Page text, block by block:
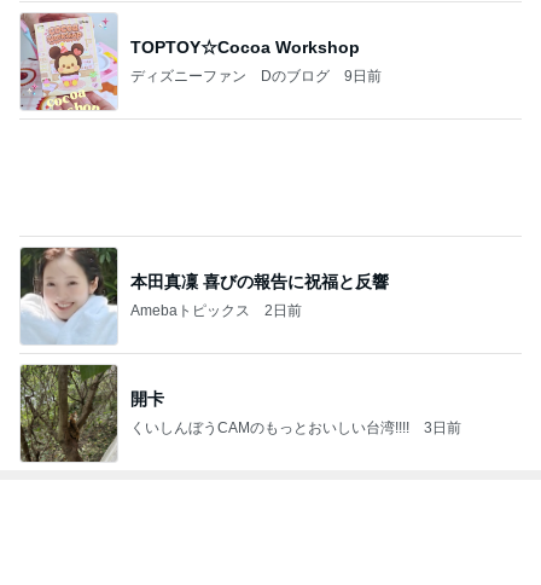
TOPTOY☆Cocoa Workshop
ディズニーファン Dのブログ 9日前
本田真凜 喜びの報告に祝福と反響
Amebaトピックス 2日前
開卡
くいしんぼうCAMのもっとおいしい台湾!!!! 3日前